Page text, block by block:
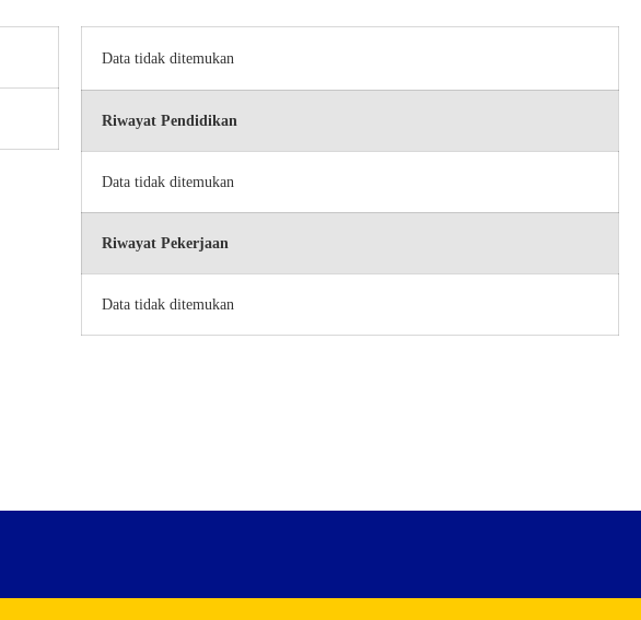
Data tidak ditemukan
Riwayat Pendidikan
Data tidak ditemukan
Riwayat Pekerjaan
Data tidak ditemukan